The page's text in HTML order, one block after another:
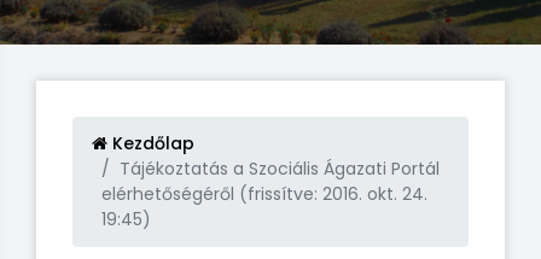
Kezdőlap
Tájékoztatás a Szociális Ágazati Portál
elérhetőségéről (frissítve: 2016. okt. 24.
19:45)